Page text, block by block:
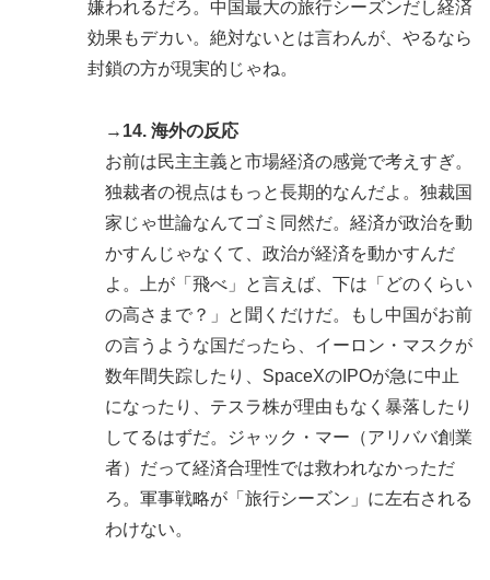
嫌われるだろ。中国最大の旅行シーズンだし経済
効果もデカい。絶対ないとは言わんが、やるなら
封鎖の方が現実的じゃね。
→14. 海外の反応
お前は民主主義と市場経済の感覚で考えすぎ。
独裁者の視点はもっと長期的なんだよ。独裁国
家じゃ世論なんてゴミ同然だ。経済が政治を動
かすんじゃなくて、政治が経済を動かすんだ
よ。上が「飛べ」と言えば、下は「どのくらい
の高さまで？」と聞くだけだ。もし中国がお前
の言うような国だったら、イーロン・マスクが
数年間失踪したり、SpaceXのIPOが急に中止
になったり、テスラ株が理由もなく暴落したり
してるはずだ。ジャック・マー（アリババ創業
者）だって経済合理性では救われなかっただ
ろ。軍事戦略が「旅行シーズン」に左右される
わけない。